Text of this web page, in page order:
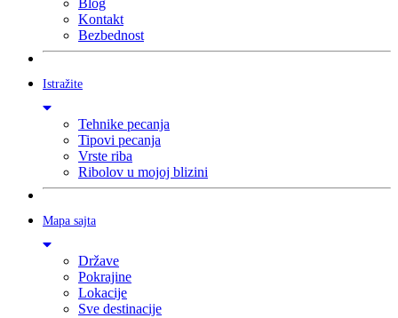
Blog
Kontakt
Bezbednost
Istražite
Tehnike pecanja
Tipovi pecanja
Vrste riba
Ribolov u mojoj blizini
Mapa sajta
Države
Pokrajine
Lokacije
Sve destinacije